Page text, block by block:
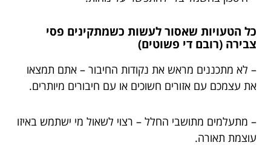
כל הטעויות שאסור לעשות כשמתקינים פסי
צבירה (רובם די פשוטים)
– לא מתכננים מראש את נקודות החיבור – אתם תמצאו
את עצמכם עם אזורים חשוכים או עם חיבורים מיותרים.
– מתעלמים מתושבי החלל – רצוי לשאול מי ישתמש באיזו
עוצמת תאורה.